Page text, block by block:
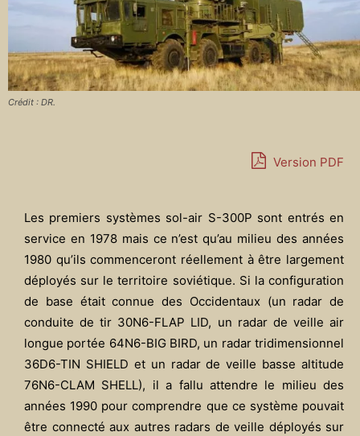
Crédit : DR.
Version PDF
Les premiers systèmes sol-air S-300P sont entrés en
service en 1978 mais ce n’est qu’au milieu des années
1980 qu’ils commenceront réellement à être largement
déployés sur le territoire soviétique. Si la configuration
de base était connue des Occidentaux (un radar de
conduite de tir 30N6-FLAP LID, un radar de veille air
longue portée 64N6-BIG BIRD, un radar tridimensionnel
36D6-TIN SHIELD et un radar de veille basse altitude
76N6-CLAM SHELL), il a fallu attendre le milieu des
années 1990 pour comprendre que ce système pouvait
être connecté aux autres radars de veille déployés sur